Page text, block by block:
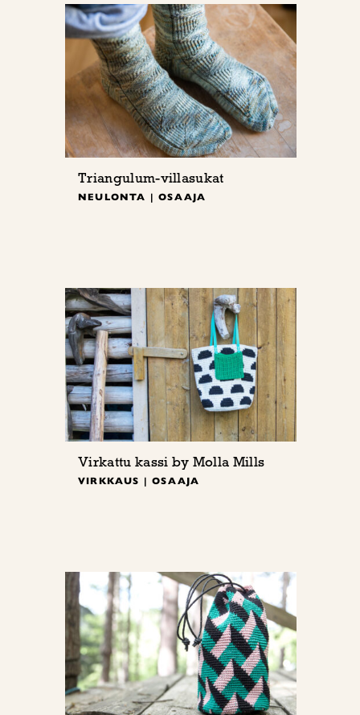
Triangulum-villasukat
NEULONTA | OSAAJA
Virkattu kassi by Molla Mills
VIRKKAUS | OSAAJA